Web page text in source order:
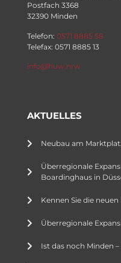
Postfach 3368
32390 Minden
Telefon: 0571 8885 58
Telefax: 0571 8885 13
info@huw.nrw
AKTUELLES
Neubau am
Überregionale
Boardinghaus in
Kennen Sie die
Überregionale
Ist das noch Minden